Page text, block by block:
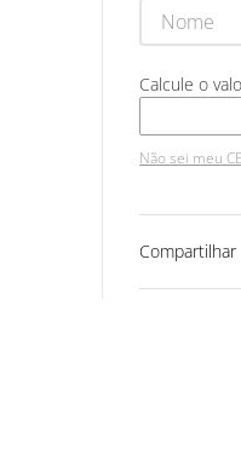
Não sei meu
Compartilhar